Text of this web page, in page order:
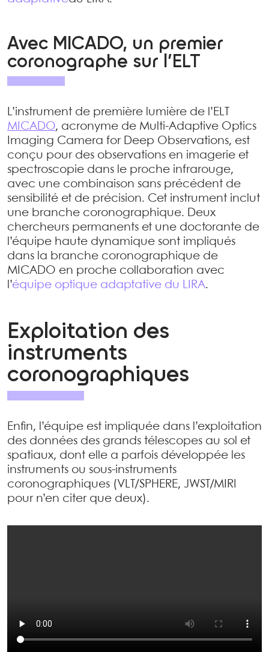
Avec MICADO, un premier
coronographe sur l’ELT
L’instrument de première lumière de l’ELT
MICADO, acronyme de Multi-Adaptive Optics
Imaging Camera for Deep Observations, est
conçu pour des observations en imagerie et
spectroscopie dans le proche infrarouge,
avec une combinaison sans précédent de
sensibilité et de précision. Cet instrument inclut
une branche coronographique. Deux
chercheurs permanents et une doctorante de
l’équipe haute dynamique sont impliqués
dans la branche coronographique de
MICADO en proche collaboration avec
l’équipe optique adaptative du LIRA.
Exploitation des
instruments
coronographiques
Enfin, l’équipe est impliquée dans l’exploitation
des données des grands télescopes au sol et
spatiaux, dont elle a parfois développée les
instruments ou sous-instruments
coronographiques (VLT/SPHERE, JWST/MIRI
pour n’en citer que deux).